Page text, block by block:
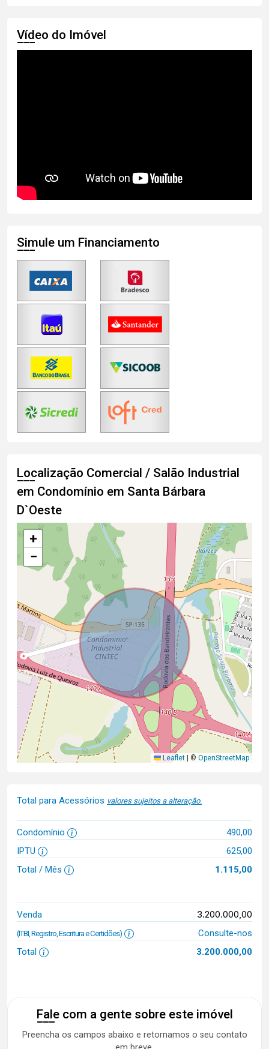
Vídeo do Imóvel
Simule um Financiamento
Localização Comercial / Salão Industrial
em Condomínio em Santa Bárbara
D`Oeste
+
−
Leaflet | © OpenStreetMap
Total para Acessórios valores sujeitos a alteração.
Condomínio
490,00
IPTU
625,00
Total / Mês
1.115,00
Venda 3.200.000,00
(ITBI, Registro, Escritura e Certidões)
Consulte-nos
Total
3.200.000,00
Fale com a gente sobre este imóvel
Preencha os campos abaixo e retornamos o seu contato